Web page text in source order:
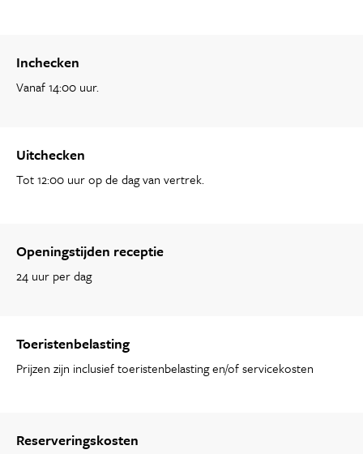
Inchecken
Vanaf 14:00 uur.
Uitchecken
Tot 12:00 uur op de dag van vertrek.
Openingstijden receptie
24 uur per dag
Toeristenbelasting
Prijzen zijn inclusief toeristenbelasting en/of servicekosten
Reserveringskosten